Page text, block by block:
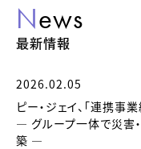
News
最新情報
2026.02.05
ピー・ジェイ、「連携
― グループ一体で災害
築 ―